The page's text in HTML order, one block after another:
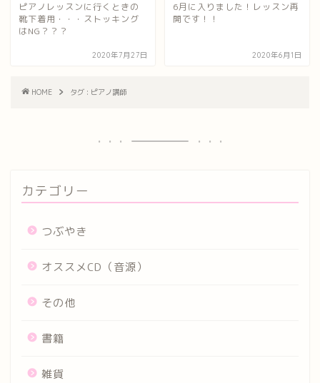
ピアノレッスンに行くときの
靴下着用・・・ストッキング
はNG？？？
2020年7月27日
6月に入りました！レッスン再
開です！！
2020年6月1日
HOME タグ : ピアノ講師
カテゴリー
つぶやき
オススメCD（音源）
その他
書籍
雑貨